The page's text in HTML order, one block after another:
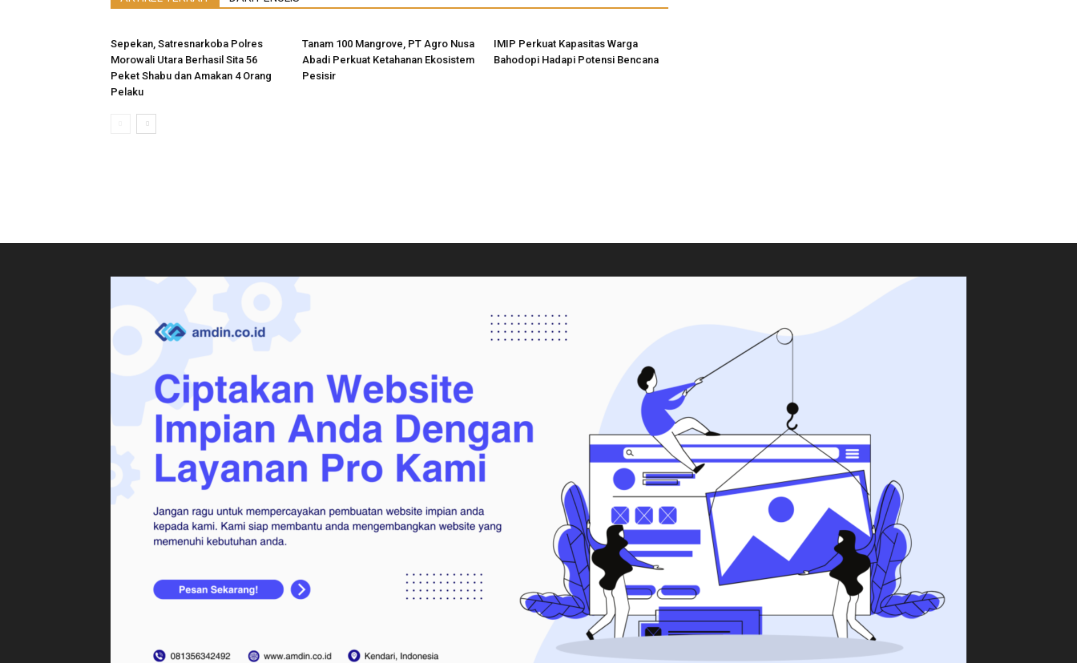
Sepekan, Satresnarkoba Polres
Morowali Utara Berhasil Sita 56
Peket Shabu dan Amakan 4 Orang
Pelaku
Tanam 100 Mangrove, PT Agro Nusa
Abadi Perkuat Ketahanan Ekosistem
Pesisir
IMIP Perkuat Kapasitas Warga
Bahodopi Hadapi Potensi Bencana